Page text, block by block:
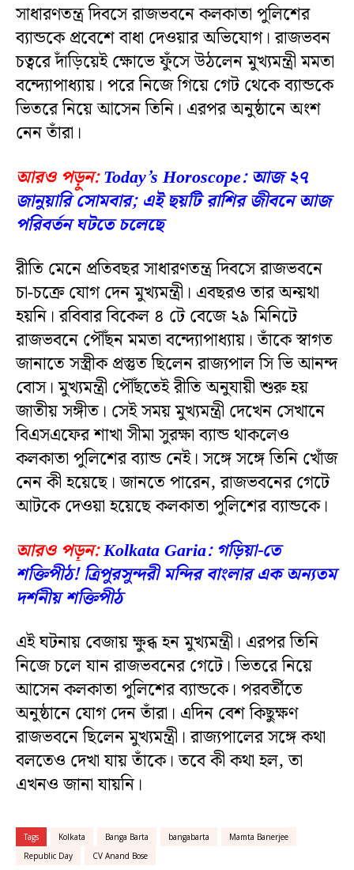
সাধারণতন্ত্র দিবসে রাজভবনে কলকাতা পুলিশের
ব্যান্ডকে প্রবেশে বাধা দেওয়ার অভিযোগ। রাজভবন
চত্বরে দাঁড়িয়েই ক্ষোভে ফুঁসে উঠলেন মুখ্যমন্ত্রী মমতা
বন্দ্যোপাধ্যায়। পরে নিজে গিয়ে গেট থেকে ব্যান্ডকে
ভিতরে নিয়ে আসেন তিনি। এরপর অনুষ্ঠানে অংশ
নেন তাঁরা।
আরও পড়ুন: Today’s Horoscope: আজ ২৭
জানুয়ারি সোমবার; এই ছয়টি রাশির জীবনে আজ
পরিবর্তন ঘটতে চলেছে
রীতি মেনে প্রতিবছর সাধারণতন্ত্র দিবসে রাজভবনে
চা-চক্রে যোগ দেন মুখ্যমন্ত্রী। এবছরও তার অন্য়থা
হয়নি। রবিবার বিকেল ৪ টে বেজে ২৯ মিনিটে
রাজভবনে পৌঁছন মমতা বন্দ্যোপাধ্যায়। তাঁকে স্বাগত
জানাতে সস্ত্রীক প্রস্তুত ছিলেন রাজ্যপাল সি ভি আনন্দ
বোস। মুখ্যমন্ত্রী পৌঁছতেই রীতি অনুযায়ী শুরু হয়
জাতীয় সঙ্গীত। সেই সময় মুখ্যমন্ত্রী দেখেন সেখানে
বিএসএফের শাখা সীমা সুরক্ষা ব্যান্ড থাকলেও
কলকাতা পুলিশের ব্যান্ড নেই। সঙ্গে সঙ্গে তিনি খোঁজ
নেন কী হয়েছে। জানতে পারেন, রাজভবনের গেটে
আটকে দেওয়া হয়েছে কলকাতা পুলিশের ব্যান্ডকে।
আরও পড়ুন:Kolkata Garia: গড়িয়া-তে
শক্তিপীঠ! ত্রিপুরসুন্দরী মন্দির বাংলার এক অন্যতম
দর্শনীয় শক্তিপীঠ
এই ঘটনায় বেজায় ক্ষুব্ধ হন মুখ্যমন্ত্রী। এরপর তিনি
নিজে চলে যান রাজভবনের গেটে। ভিতরে নিয়ে
আসেন কলকাতা পুলিশের ব্যান্ডকে। পরবর্তীতে
অনুষ্ঠানে যোগ দেন তাঁরা। এদিন বেশ কিছুক্ষণ
রাজভবনে ছিলেন মুখ্যমন্ত্রী। রাজ্যপালের সঙ্গে কথা
বলতেও দেখা যায় তাঁকে। তবে কী কথা হল, তা
এখনও জানা যায়নি।
Tags Kolkata Banga Barta bangabarta
Mamta Banerjee
Republic Day
CV Anand Bose